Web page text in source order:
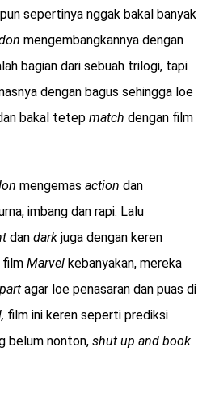
sepertinya nggak bakal banyak
mengembangkannya dengan
bagian dari sebuah trilogi, tapi
dengan bagus sehingga loe
bakal tetep match dengan film
mengemas action dan
imbang dan rapi. Lalu
dan dark juga dengan keren
film Marvel kebanyakan, mereka
agar loe penasaran dan puas di
film ini keren seperti prediksi
belum nonton, shut up and book